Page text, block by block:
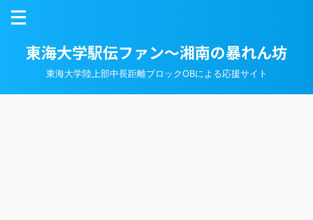
東海大学駅伝ファン～湘南の暴れん坊
東海大学陸上部中長距離ブロックOBによる応援サイト